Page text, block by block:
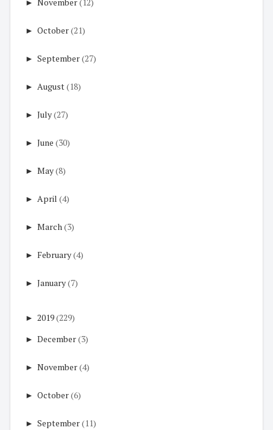
► October(21)
► September(27)
► August(18)
► July(27)
► June (30)
► May(8)
► April (4)
► March(3)
► February(4)
► January(7)
► 2019(229)
► December(3)
► November(4)
► October(6)
► September(11)